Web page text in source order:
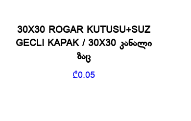
30X30 ROGAR KUTUSU+SUZ
GECLI KAPAK / 30X30 კანალი
ზაც
₾0.05